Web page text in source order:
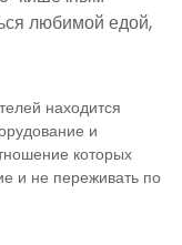
любимой едой,
находится
и
которых
и не переживать по